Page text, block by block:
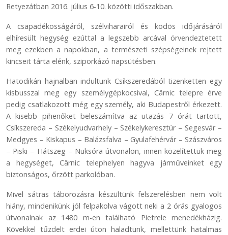
Retyezátban 2016. július 6-10. közötti időszakban.
A csapadékosságáról, szélviharairól és ködös időjárásáról
elhíresült hegység ezúttal a legszebb arcával örvendeztetett
meg ezekben a napokban, a természeti szépségeinek rejtett
kincseit tárta elénk, sziporkázó napsütésben.
Hatodikán hajnalban indultunk Csíkszeredából tizenketten egy
kisbusszal meg egy személygépkocsival, Cârnic telepre érve
pedig csatlakozott még egy személy, aki Budapestről érkezett.
A kisebb pihenőket beleszámítva az utazás 7 órát tartott,
Csíkszereda – Székelyudvarhely – Székelykeresztúr – Segesvár –
Medgyes – Kiskapus – Balázsfalva – Gyulafehérvár – Szászváros
– Piski – Hátszeg – Nuksóra útvonalon, innen közelítettük meg
a hegységet, Cârnic telephelyen hagyva járműveinket egy
biztonságos, őrzött parkolóban.
Mivel sátras táborozásra készültünk felszerelésben nem volt
hiány, mindenikünk jól felpakolva vágott neki a 2 órás gyalogos
útvonalnak az 1480 m-en található Pietrele menedékházig.
Kövekkel tűzdelt erdei úton haladtunk, mellettünk hatalmas